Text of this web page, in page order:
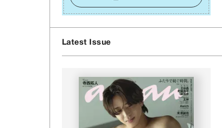
をかけること。この意識の切り替えが、あなたに
確かな安⼼感をもたらすはずです。
Latest Issue